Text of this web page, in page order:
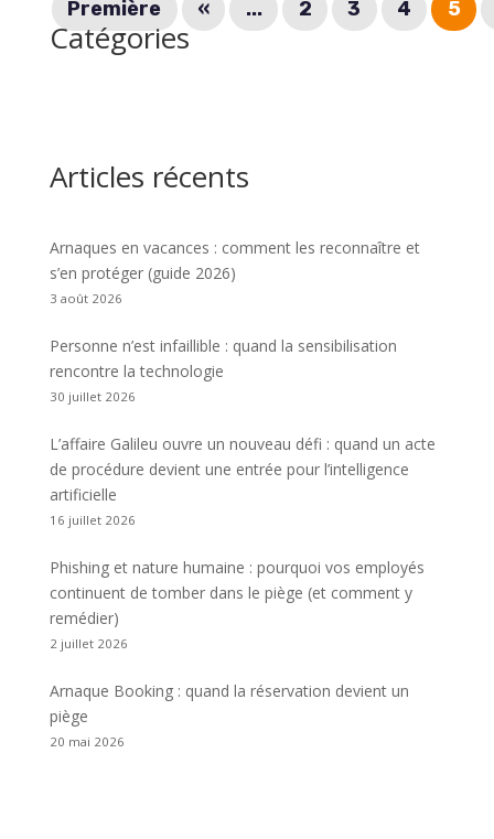
Première « ... 2 3 4 5
Catégories
Articles récents
Arnaques en vacances : comment les reconnaître et
s’en protéger (guide 2026)
3 août 2026
Personne n’est infaillible : quand la sensibilisation
rencontre la technologie
30 juillet 2026
L’affaire Galileu ouvre un nouveau défi : quand un acte
de procédure devient une entrée pour l’intelligence
artificielle
16 juillet 2026
Phishing et nature humaine : pourquoi vos employés
continuent de tomber dans le piège (et comment y
remédier)
2 juillet 2026
Arnaque Booking : quand la réservation devient un
piège
20 mai 2026